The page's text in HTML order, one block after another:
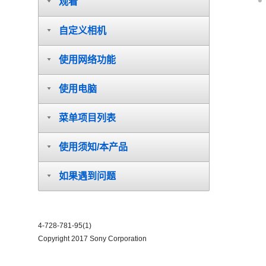
自定义相机
使用网络功能
使用电脑
菜单项目列表
使用须知/本产品
如果遇到问题
4-728-781-95(1)
Copyright 2017 Sony Corporation